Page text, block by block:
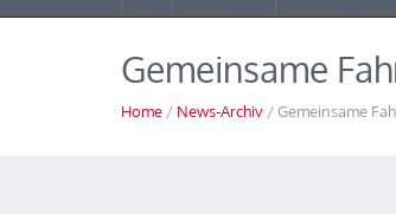
Gemeinsame
Home / News-Archiv / Gemeinsame